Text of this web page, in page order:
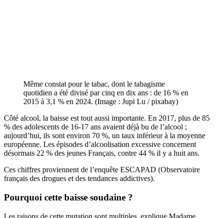
Même constat pour le tabac, dont le tabagisme
quotidien a été divisé par cinq en dix ans : de 16 % en
2015 à 3,1 % en 2024. (Image : Jupi Lu / pixabay)
Côté alcool, la baisse est tout aussi importante. En 2017, plus de 85
% des adolescents de 16-17 ans avaient déjà bu de l’alcool ;
aujourd’hui, ils sont environ 70 %, un taux inférieur à la moyenne
européenne. Les épisodes d’alcoolisation excessive concernent
désormais 22 % des jeunes Français, contre 44 % il y a huit ans.
Ces chiffres proviennent de l’enquête ESCAPAD (Observatoire
français des drogues et des tendances addictives).
Pourquoi cette baisse soudaine ?
Les raisons de cette mutation sont multiples, explique Madame